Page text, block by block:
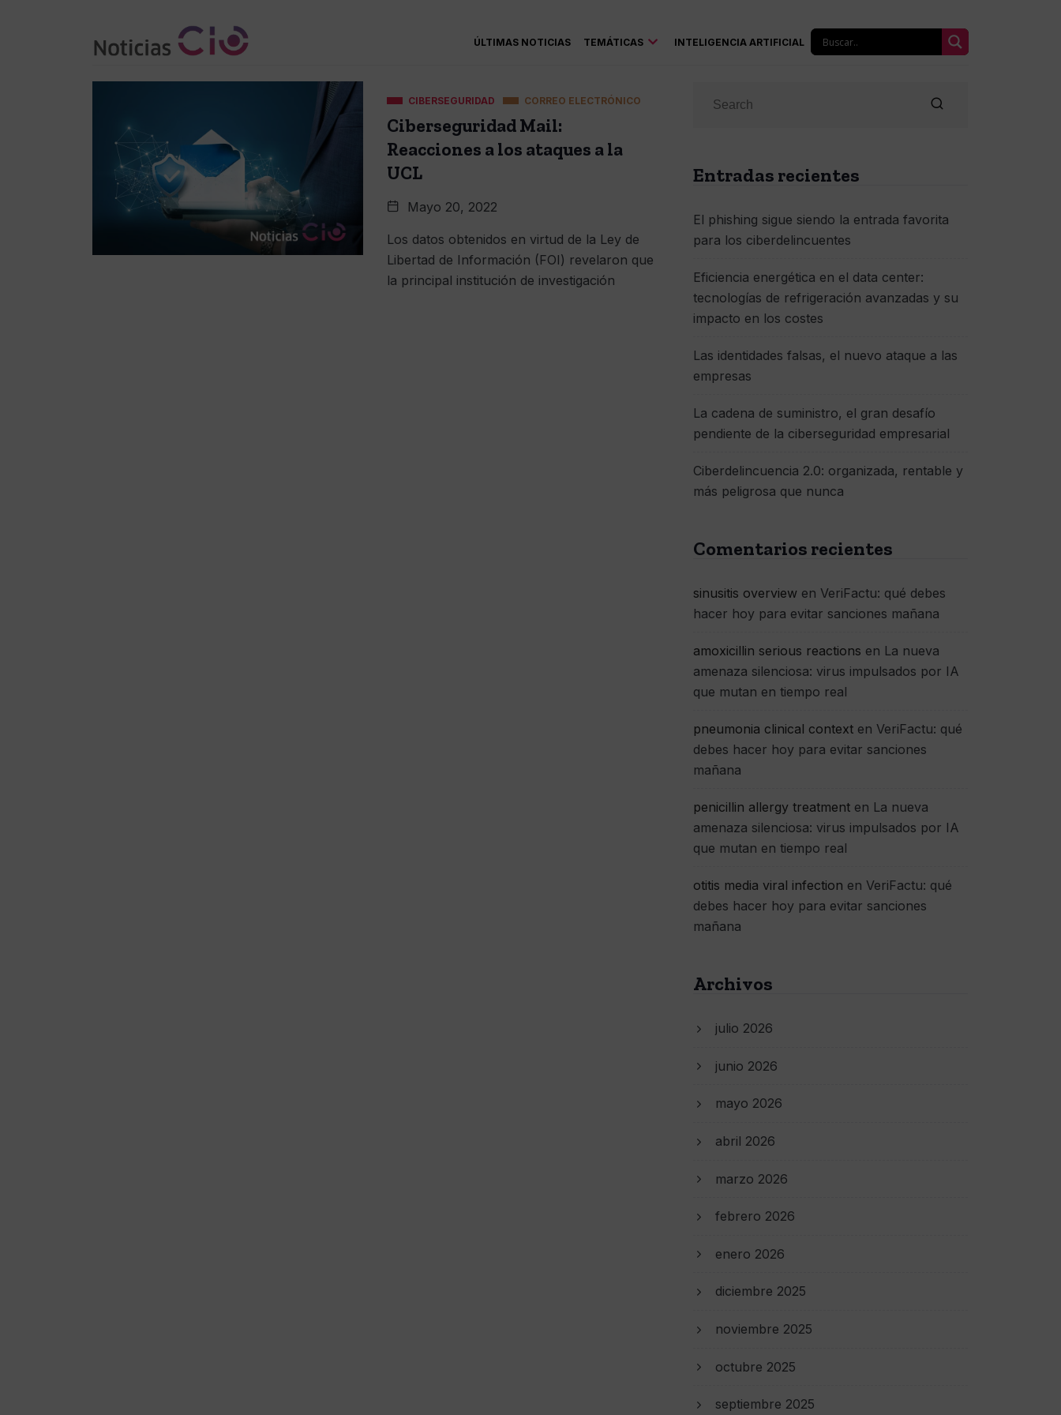
ÚLTIMAS NOTICIAS TEMÁTICAS INTELIGENCIA ARTIFICIAL
CIBERSEGURIDAD CORREO ELECTRÓNICO
Ciberseguridad Mail:
Reacciones a los ataques a la
UCL
Mayo 20, 2022
Los datos obtenidos en virtud de la Ley de
Libertad de Información (FOI) revelaron que
la principal institución de investigación
Entradas recientes
El phishing sigue siendo la entrada favorita
para los ciberdelincuentes
Eficiencia energética en el data center:
tecnologías de refrigeración avanzadas y su
impacto en los costes
Las identidades falsas, el nuevo ataque a las
empresas
La cadena de suministro, el gran desafío
pendiente de la ciberseguridad empresarial
Ciberdelincuencia 2.0: organizada, rentable y
más peligrosa que nunca
Comentarios recientes
sinusitis overview en VeriFactu: qué debes
hacer hoy para evitar sanciones mañana
amoxicillin serious reactions en La nueva
amenaza silenciosa: virus impulsados por IA
que mutan en tiempo real
pneumonia clinical context en VeriFactu: qué
debes hacer hoy para evitar sanciones
mañana
penicillin allergy treatment en La nueva
amenaza silenciosa: virus impulsados por IA
que mutan en tiempo real
otitis media viral infection en VeriFactu: qué
debes hacer hoy para evitar sanciones
mañana
Archivos
julio 2026
junio 2026
mayo 2026
abril 2026
marzo 2026
febrero 2026
enero 2026
diciembre 2025
noviembre 2025
octubre 2025
septiembre 2025